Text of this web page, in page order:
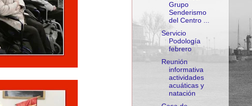
Grupo
Senderismo
del Centro ...
Servicio
Podología
febrero
Reunión
informativa
actividades
acuáticas y
natación